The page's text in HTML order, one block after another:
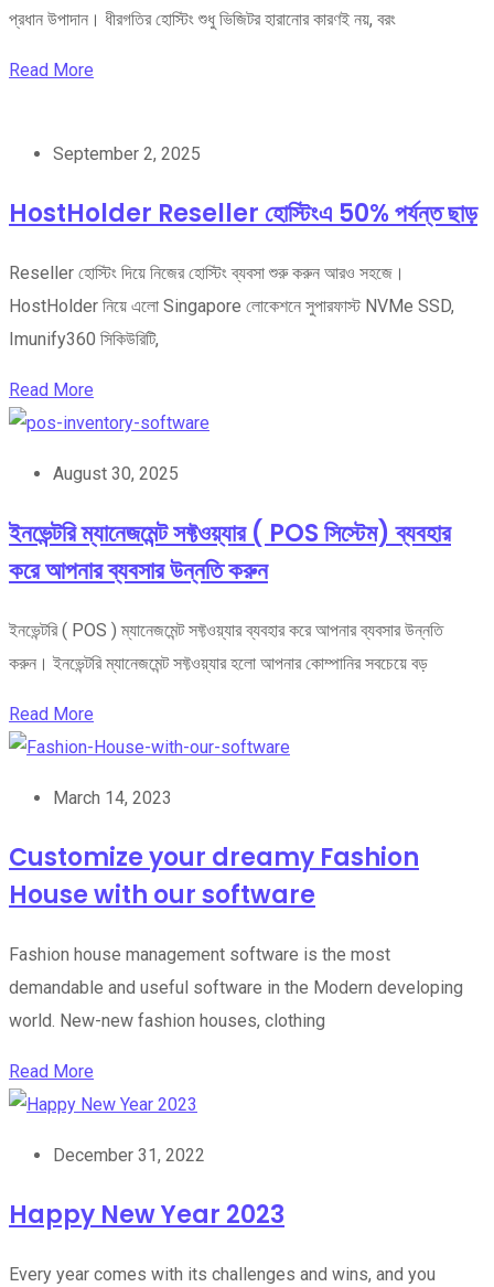
প্রধান উপাদান। ধীরগতির হোস্টিং শুধু ভিজিটর হারানোর কারণই নয়, বরং
Read More
September 2, 2025
HostHolder Reseller হোস্টিংএ 50% পর্যন্ত ছাড়
Reseller হোস্টিং দিয়ে নিজের হোস্টিং ব্যবসা শুরু করুন আরও সহজে।
HostHolder নিয়ে এলো Singapore লোকেশনে সুপারফাস্ট NVMe SSD,
Imunify360 সিকিউরিটি,
Read More
August 30, 2025
ইনভেন্টরি ম্যানেজমেন্ট সফ্টওয়্যার ( POS সিস্টেম) ব্যবহার
করে আপনার ব্যবসার উন্নতি করুন
ইনভেন্টরি ( POS ) ম্যানেজমেন্ট সফ্টওয়্যার ব্যবহার করে আপনার ব্যবসার উন্নতি
করুন। ইনভেন্টরি ম্যানেজমেন্ট সফ্টওয়্যার হলো আপনার কোম্পানির সবচেয়ে বড়
Read More
March 14, 2023
Customize your dreamy Fashion
House with our software
Fashion house management software is the most
demandable and useful software in the Modern developing
world. New-new fashion houses, clothing
Read More
December 31, 2022
Happy New Year 2023
Every year comes with its challenges and wins, and you